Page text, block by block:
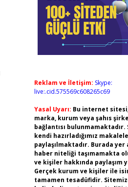
Reklam ve İletişim: Skype:
live:.cid.575569c608265c69
Yasal Uyarı: Bu internet
marka, kurum veya şahıs
bağlantısı bulunmamaktadır.
kendi hazırladığımız
paylaşılmaktadır. Burada
haber niteliği taşımamakta
ve kişiler hakkında paylaşım
Gerçek kurum ve kişiler ile
tamamen tesadüfidir.